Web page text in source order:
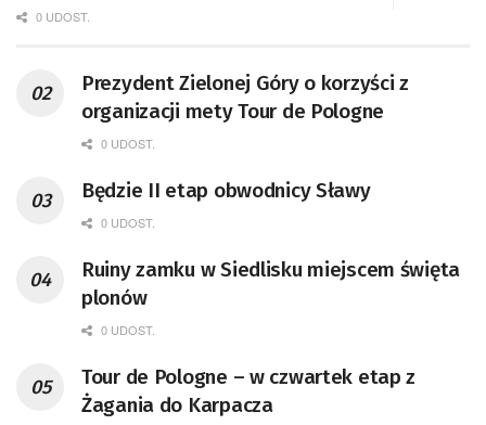
0 UDOST.
Prezydent Zielonej Góry o korzyści z
organizacji mety Tour de Pologne
0 UDOST.
Będzie II etap obwodnicy Sławy
0 UDOST.
Ruiny zamku w Siedlisku miejscem święta
plonów
0 UDOST.
Tour de Pologne – w czwartek etap z
Żagania do Karpacza